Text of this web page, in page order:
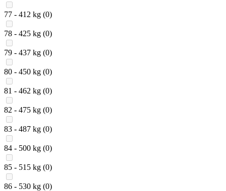
77 - 412 kg (0)
78 - 425 kg (0)
79 - 437 kg (0)
80 - 450 kg (0)
81 - 462 kg (0)
82 - 475 kg (0)
83 - 487 kg (0)
84 - 500 kg (0)
85 - 515 kg (0)
86 - 530 kg (0)